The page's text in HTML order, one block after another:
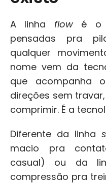
A linha flow é o
pensadas pra
qualquer
nome vem da
que acompanha
direções sem
comprimir. É a
Diferente da linha
macio pra
casual) ou da
compressão pra